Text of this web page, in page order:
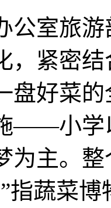
公室旅
，紧密
盘好菜
——小学
为主。
指蔬菜